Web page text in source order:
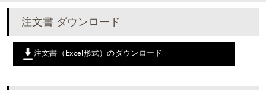
注文書 ダウンロード
注文書（Excel形式）のダウンロード